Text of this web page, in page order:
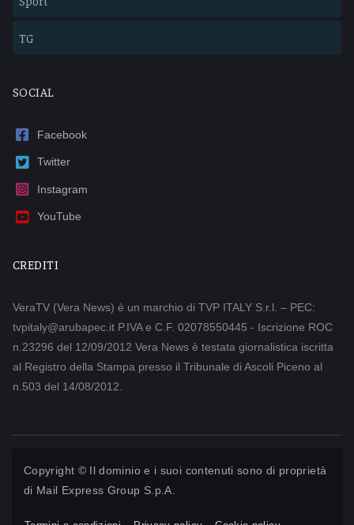
TG
SOCIAL
Facebook
Twitter
Instagram
YouTube
CREDITI
VeraTV (Vera News) è un marchio di TVP ITALY S.r.l. – PEC:
tvpitaly@arubapec.it P.IVA e C.F. 02078550445 - Iscrizione ROC
n.23296 del 12/09/2012 Vera News è testata giornalistica iscritta
al Registro della Stampa presso il Tribunale di Ascoli Piceno al
n.503 del 14/08/2012.
Copyright © Il dominio e i suoi contenuti sono di proprietà
di Mail Express Group S.p.A.